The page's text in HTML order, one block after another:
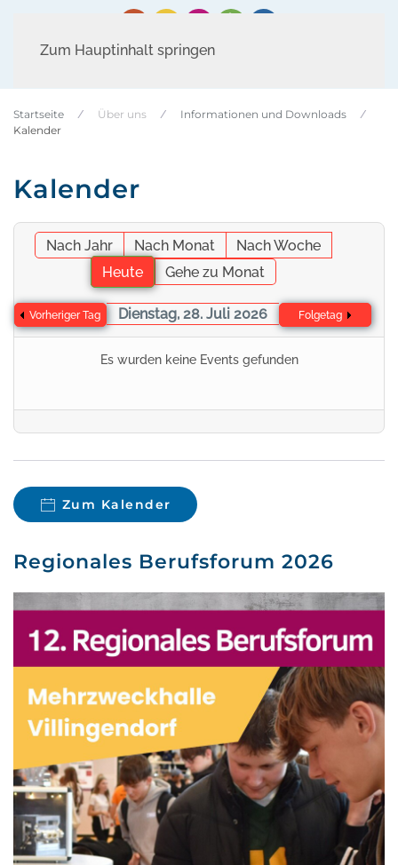
Zum Hauptinhalt springen
Startseite Über uns
Informationen und Downloads
Kalender
Kalender
Nach Jahr Nach Monat
Nach Woche
Heute
Gehe zu Monat
Vorheriger Tag Dienstag, 28. Juli 2026 Folgetag
Es wurden keine Events gefunden
Zum Kalender
Regionales Berufsforum 2026